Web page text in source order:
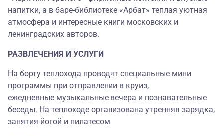
напитки, а в баре-библиотеке «Арбат» теплая уютная
атмосфера и интересные книги московских и
ленинградских авторов.
РАЗВЛЕЧЕНИЯ И УСЛУГИ
На борту теплохода проводят специальные мини
программы при отправлении в круиз,
ежедневные музыкальные вечера и познавательные
беседы. На теплоходе организована утренняя зарядка,
занятия йогой и пилатесом.